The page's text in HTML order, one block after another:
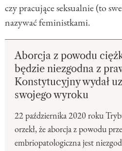
czy pracujące seksualnie (to
nazywać feministkami.
Aborcja z powodu
będzie niezgodna z
Konstytucyjny wydał
swojego wyroku
22 października 2020 roku
orzekł, że aborcja z powodu
embriopatologiczna jest